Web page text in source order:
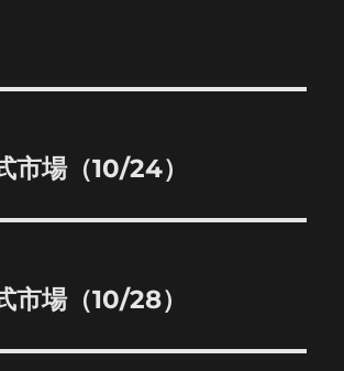
市場（10/24）
市場（10/28）